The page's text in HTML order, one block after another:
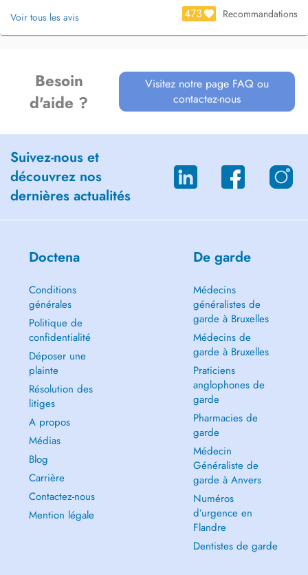
Voir tous les avis 473 Recommandations
Besoin
d'aide ?
Visitez notre page FAQ ou
contactez-nous
Suivez-nous et
découvrez nos
dernières actualités
Doctena
Conditions
générales
Politique de
confidentialité
Déposer une
plainte
Résolution des
litiges
A propos
Médias
Blog
Carrière
Contactez-nous
Mention légale
De garde
Médecins
généralistes de
garde à Bruxelles
Médecins de
garde à Bruxelles
Praticiens
anglophones de
garde
Pharmacies de
garde
Médecin
Généraliste de
garde à Anvers
Numéros
d’urgence en
Flandre
Dentistes de garde